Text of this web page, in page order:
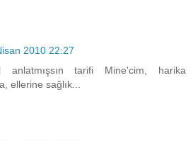
2010 22:27
tarifi Mine'cim, harika
ellerine sağlık...